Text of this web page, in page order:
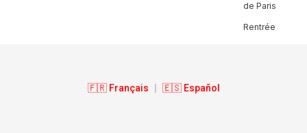
de Paris
Rentrée
🇫🇷 Français 🇪🇸 Español